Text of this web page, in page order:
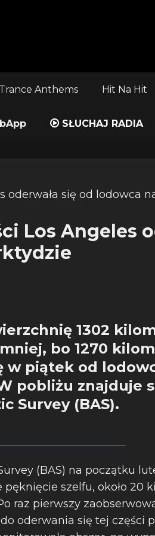
Anthems Hit Na Hit
SŁUCHAJ RADIA
Los Angeles
1302
bo 1270
w piątek od
pobliżu znajduje
Survey (BAS).
(BAS) na początku
szelfu, około 20
raz pierwszy
oderwania się tej części